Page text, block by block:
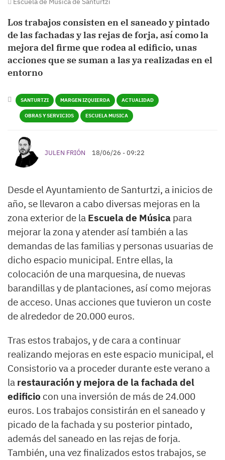
Los trabajos consisten en el saneado y pintado
de las fachadas y las rejas de forja, así como la
mejora del firme que rodea al edificio, unas
acciones que se suman a las ya realizadas en el
entorno
SANTURTZI MARGEN IZQUIERDA ACTUALIDAD
OBRAS Y SERVICIOS ESCUELA MUSICA
JULEN FRIÓN 18/06/26 - 09:22
Desde el Ayuntamiento de Santurtzi, a inicios de
año, se llevaron a cabo diversas mejoras en la
zona exterior de la Escuela de Música para
mejorar la zona y atender así también a las
demandas de las familias y personas usuarias de
dicho espacio municipal. Entre ellas, la
colocación de una marquesina, de nuevas
barandillas y de plantaciones, así como mejoras
de acceso. Unas acciones que tuvieron un coste
de alrededor de 20.000 euros.
Tras estos trabajos, y de cara a continuar
realizando mejoras en este espacio municipal, el
Consistorio va a proceder durante este verano a
la restauración y mejora de la fachada del
edificio con una inversión de más de 24.000
euros. Los trabajos consistirán en el saneado y
picado de la fachada y su posterior pintado,
además del saneado en las rejas de forja.
También, una vez finalizados estos trabajos, se